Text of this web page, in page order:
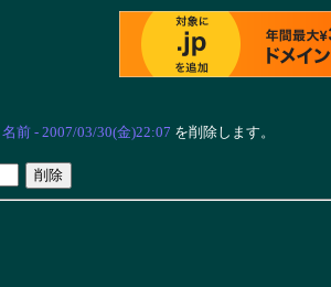
前 - 2007/03/30(金)22:07 を削除します。